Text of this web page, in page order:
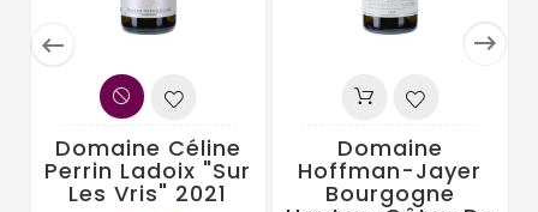
 
Domaine Céline
Perrin Ladoix "Sur
Les Vris" 2021
Domaine
Hoffman-Jayer
Bourgogne